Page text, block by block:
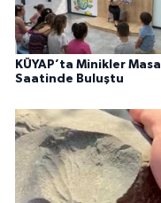
KÜYAP’ta Minikler Masal
Saatinde Buluştu